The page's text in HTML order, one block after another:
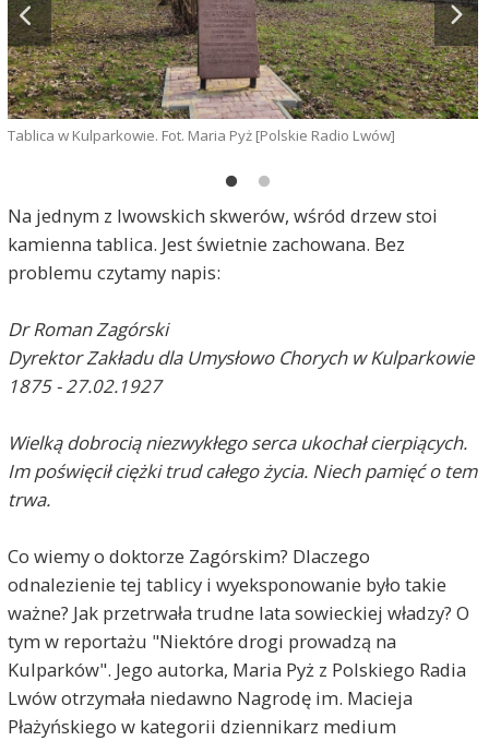
Tablica w Kulparkowie. Fot. Maria Pyż [Polskie Radio Lwów]
Na jednym z lwowskich skwerów, wśród drzew stoi
kamienna tablica. Jest świetnie zachowana. Bez
problemu czytamy napis:
Dr Roman Zagórski
Dyrektor Zakładu dla Umysłowo Chorych w Kulparkowie
1875 - 27.02.1927
Wielką dobrocią niezwykłego serca ukochał cierpiących.
Im poświęcił ciężki trud całego życia. Niech pamięć o tem
trwa.
Co wiemy o doktorze Zagórskim? Dlaczego
odnalezienie tej tablicy i wyeksponowanie było takie
ważne? Jak przetrwała trudne lata sowieckiej władzy? O
tym w reportażu "Niektóre drogi prowadzą na
Kulparków". Jego autorka, Maria Pyż z Polskiego Radia
Lwów otrzymała niedawno Nagrodę im. Macieja
Płażyńskiego w kategorii dziennikarz medium